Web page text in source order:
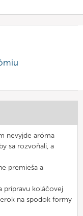
nevyjde aróma
sa rozvoňali, a
premieša a
prípravu koláčovej
na spodok formy